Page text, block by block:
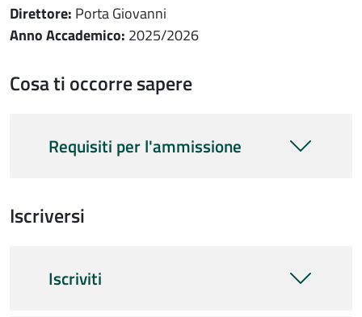
Direttore: Porta Giovanni
Anno Accademico: 2025/2026
Cosa ti occorre sapere
Requisiti per l'ammissione
Iscriversi
Iscriviti